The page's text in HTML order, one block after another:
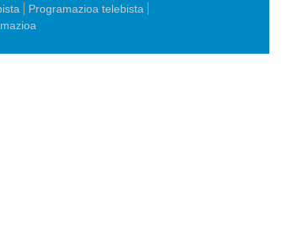
Programazioa telebista